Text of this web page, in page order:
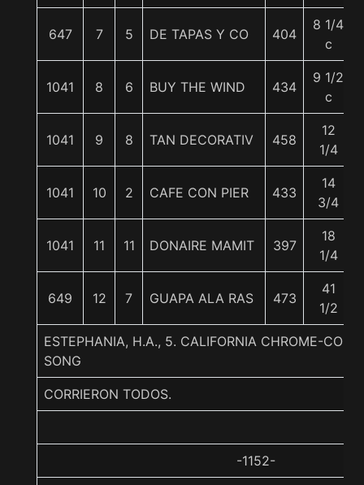
647 7 5 DE TAPAS Y CO 404
8 1/4
c
1041 8 6 BUY THE WIND 434
9 1/2
c
1041 9 8 TAN DECORATIV 458
12
1/4
1041 10 2 CAFE CON PIER 433
14
3/4
1041 11 11 DONAIRE MAMIT 397
18
1/4
649 12 7 GUAPA ALA RAS 473
41
1/2
ESTEPHANIA, H.A., 5. CALIFORNIA CHROME-
SONG
CORRIERON TODOS.
-1152-